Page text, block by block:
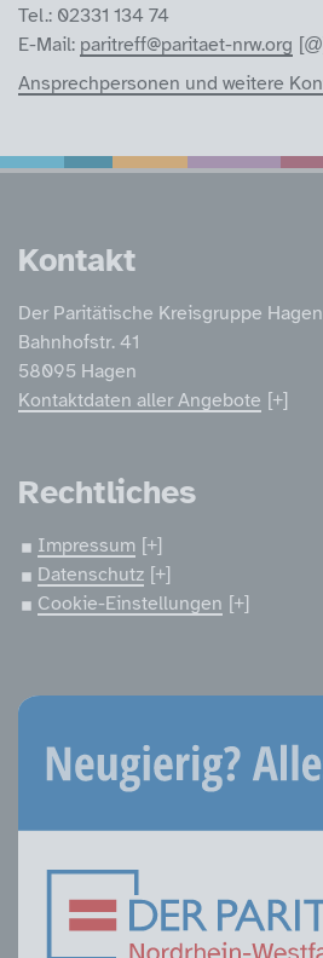
Tel.: 02331 134 74
E-Mail: paritreff@paritaet-nrw.org
Ansprechpersonen und weitere
Service
Kontakt
Der Paritätische Kreisgruppe Hagen
Bahnhofstr. 41
58095 Hagen
Kontaktdaten aller Angebote
Rechtliches
Impressum
Datenschutz
Cookie-Einstellungen